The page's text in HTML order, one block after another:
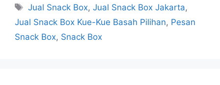
Jual Snack Box,Jual Snack Box Jakarta,
Jual Snack Box Kue-Kue Basah Pilihan, Pesan
Snack Box, Snack Box